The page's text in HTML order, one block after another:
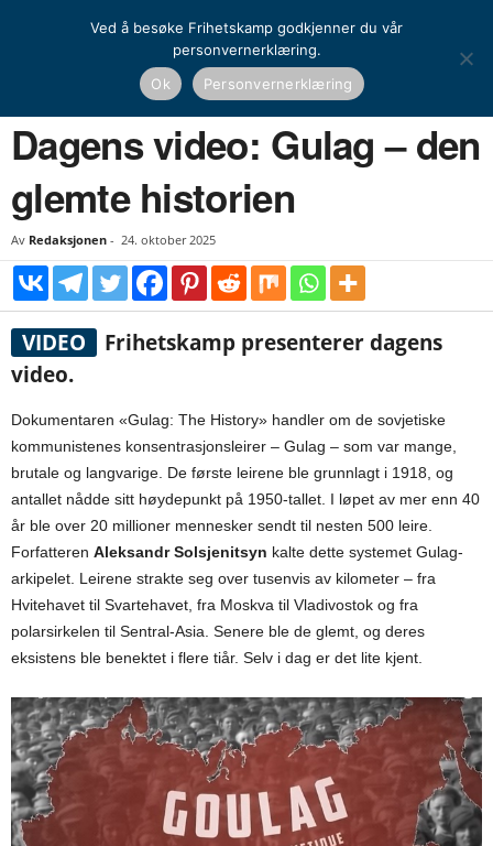
Dagens video: Gulag – den glemte historien
Dagens video: Gulag – den
glemte historien
Av Redaksjonen - 24. oktober 2025
VIDEO
Frihetskamp presenterer dagens
video.
Dokumentaren «Gulag: The History» handler om de sovjetiske
kommunistenes konsentrasjonsleirer – Gulag – som var mange,
brutale og langvarige. De første leirene ble grunnlagt i 1918, og
antallet nådde sitt høydepunkt på 1950-tallet. I løpet av mer enn 40
år ble over 20 millioner mennesker sendt til nesten 500 leire.
Forfatteren Aleksandr Solsjenitsyn kalte dette systemet Gulag-
arkipelet. Leirene strakte seg over tusenvis av kilometer – fra
Hvitehavet til Svartehavet, fra Moskva til Vladivostok og fra
polarsirkelen til Sentral-Asia. Senere ble de glemt, og deres
eksistens ble benektet i flere tiår. Selv i dag er det lite kjent.
Ved å besøke Frihetskamp godkjenner du vår
personvernerklæring.
Ok
Personvernerklæring